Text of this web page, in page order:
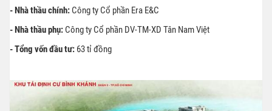
- Nhà thầu chính: Công ty Cổ phần Era E&C
- Nhà thầu phụ: Công ty Cổ phần DV-TM-XD Tân Nam Việt
- Tổng vốn đầu tư: 63 tỉ đồng